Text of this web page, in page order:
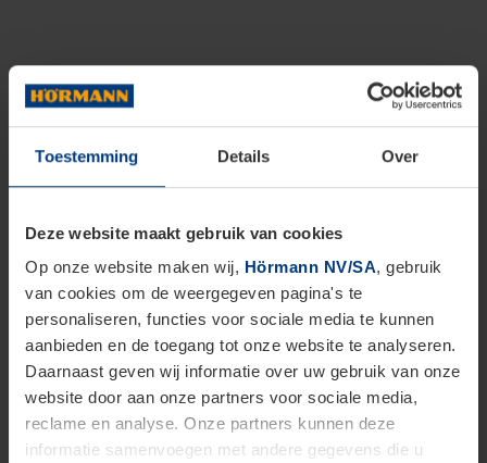
Toestemming Details Over
Deze website maakt gebruik van cookies
Op onze website maken wij, Hörmann NV/SA, gebruik
van cookies om de weergegeven pagina's te
personaliseren, functies voor sociale media te kunnen
aanbieden en de toegang tot onze website te analyseren.
Daarnaast geven wij informatie over uw gebruik van onze
website door aan onze partners voor sociale media,
reclame en analyse. Onze partners kunnen deze
informatie samenvoegen met andere gegevens die u